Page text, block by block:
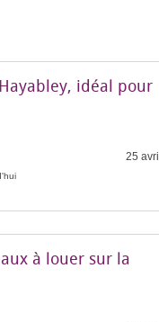
idéal pour
25 avril
à louer sur la